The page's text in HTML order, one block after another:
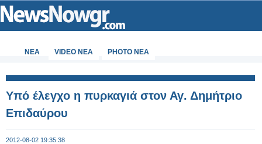
ΝΕΑ VIDEO NEA PHOTO NEA
Υπό έλεγχο η πυρκαγιά στον Αγ. Δημήτριο
Επιδαύρου
2012-08-02 19:35:38